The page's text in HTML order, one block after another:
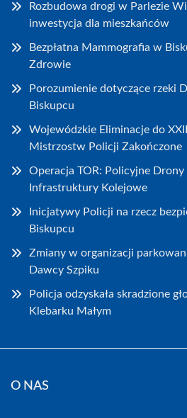
Rozbudowa drogi w Parlezie
inwestycja dla mieszkańców
Bezpłatna Mammografia w
Zdrowie
Porozumienie dotyczące rzeki
Biskupcu
Wojewódzkie Eliminacje do
Mistrzostw Policji Zakończone
Operacja TOR: Policyjne
Infrastruktury Kolejowe
Inicjatywy Policji na rzecz
Biskupcu
Zmiany w organizacji
Dawcy Szpiku
Policja odzyskała skradzione
Klebarku Małym
O NAS